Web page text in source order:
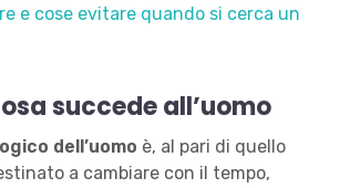
e cose evitare quando si cerca un
succede all’uomo
dell’uomo è, al pari di quello
a cambiare con il tempo,